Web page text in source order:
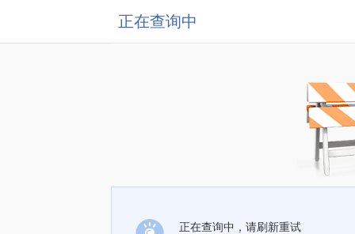
正在查询中
正在查询中，请刷新重试